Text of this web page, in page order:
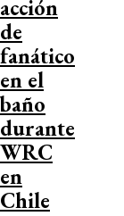
acción
de
fanático
en el
baño
durante
WRC
en
Chile